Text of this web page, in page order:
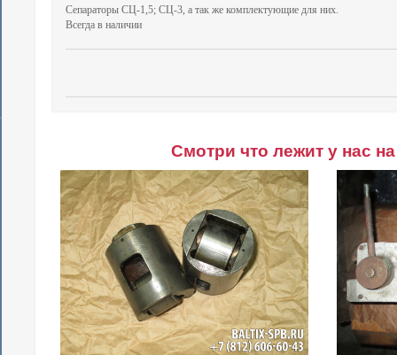
Сепараторы СЦ-1,5; СЦ-3, а так же комплектующие для них.
Всегда в наличии
Смотри что лежит у нас